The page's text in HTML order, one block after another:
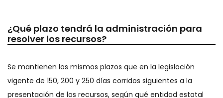
¿Qué plazo tendrá la administración para
resolver los recursos?
Se mantienen los mismos plazos que en la legislación
vigente de 150, 200 y 250 días corridos siguientes a la
presentación de los recursos, según qué entidad estatal